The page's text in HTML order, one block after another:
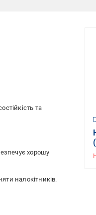
та
хорошу
налокітників.